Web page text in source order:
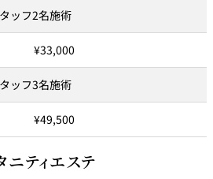
スタッフ2名施術
¥33,000
ッフ3名施術
¥49,500
ニティエステ